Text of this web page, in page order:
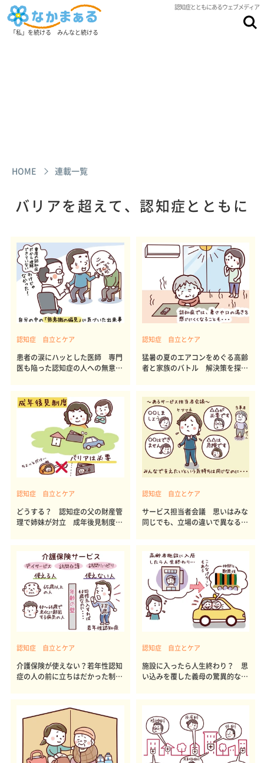
認知症とともにあるウェブメディア
「私」を続ける みんなと続ける
HOME 連載一覧
バリアを超えて、認知症とともに
認知症 自立とケア
患者の涙にハッとした医師 専門
医も陥った認知症の人への無意識
認知症 自立とケア
猛暑の夏のエアコンをめぐる高齢
者と家族のバトル 解決策を探る
認知症 自立とケア
どうする？ 認知症の父の財産管
理で姉妹が対立 成年後見制度の
認知症 自立とケア
サービス担当者会議 思いはみな
同じでも、立場の違いで異なる意
認知症 自立とケア
介護保険が使えない？若年性認知
症の人の前に立ちはだかった制度
認知症 自立とケア
施設に入ったら人生終わり？ 思
い込みを覆した義母の驚異的な回